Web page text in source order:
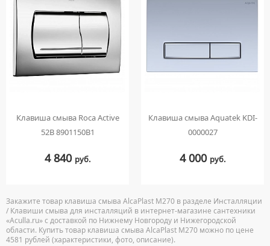
Клавиша смыва Roca Active
52B 8901150B1
4 840 руб.
Клавиша смыва Aquatek KDI-
0000027
4 000 руб.
Закажите товар клавиша смыва AlcaPlast M270 в разделе Инсталляции
/ Клавиши смыва для инсталляций в интернет-магазине сантехники
«Aculla.ru» с доставкой по Нижнему Новгороду и Нижегородской
области. Купить товар клавиша смыва AlcaPlast M270 можно по цене
4581 рублей (характеристики, фото, описание).